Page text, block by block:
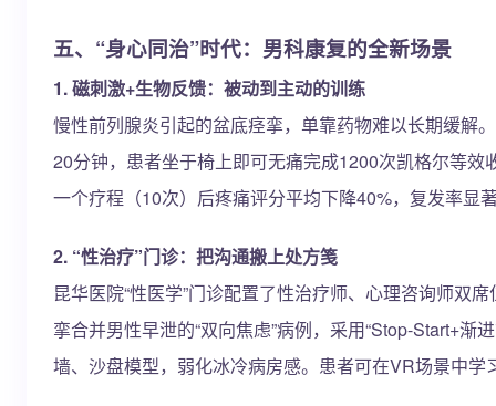
五、“身心同治”时代：男科康复的全新场景
1. 磁刺激+生物反馈：被动到主动的训练
慢性前列腺炎引起的盆底痉挛，单靠药物难以长期缓解
20分钟，患者坐于椅上即可无痛完成1200次凯格尔等
一个疗程（10次）后疼痛评分平均下降40%，复发率显
2. “性治疗”门诊：把沟通搬上处方笺
昆华医院“性医学”门诊配置了性治疗师、心理咨询师
挛合并男性早泄的“双向焦虑”病例，采用“Stop-Start+
墙、沙盘模型，弱化冰冷病房感。患者可在VR场景中